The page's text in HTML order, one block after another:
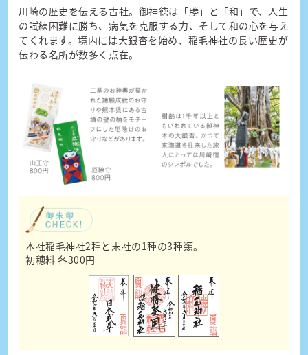
川崎の歴史を伝える古社。御神徳は「勝」と「和」で、人生
の試練困難に勝ち、病気を克服する力、そして和の心を与え
てくれます。境内には大銀杏を始め、稲毛神社の長い歴史が
伝わる名所が数多く点在。
本社稲毛神社2種と末社の1種の3種類。
初穂料 各300円